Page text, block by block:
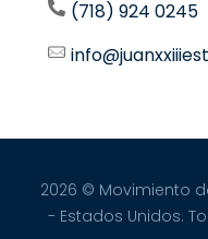
(718) 924 0245
2026 © Movimiento
- Estados Unidos.